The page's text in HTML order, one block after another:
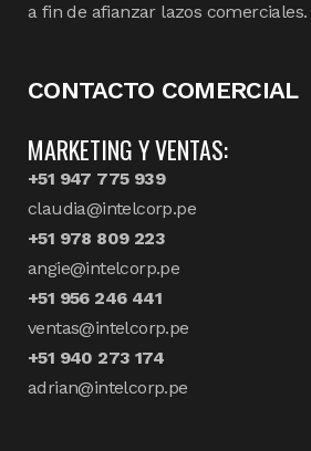
a fin de afianzar lazos comerciales.
CONTACTO COMERCIAL
MARKETING Y VENTAS:
+51 947 775 939
claudia@intelcorp.pe
+51 978 809 223
angie@intelcorp.pe
+51 956 246 441
ventas@intelcorp.pe
+51 940 273 174
adrian@intelcorp.pe